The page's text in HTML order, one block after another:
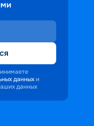
данных и
данных